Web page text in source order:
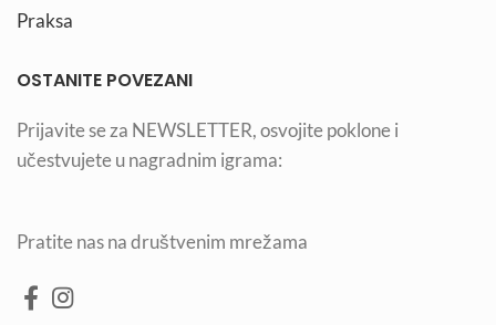
Praksa
OSTANITE POVEZANI
Prijavite se za NEWSLETTER, osvojite poklone i
učestvujete u nagradnim igrama:
Pratite nas na društvenim mrežama